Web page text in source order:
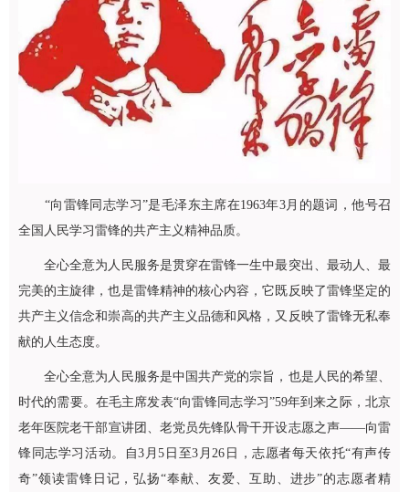
“向雷锋同志学习”是毛泽东主席在1963年3月的题词，他号召
全国人民学习雷锋的共产主义精神品质。
全心全意为人民服务是贯穿在雷锋一生中最突出、最动人、最
完美的主旋律，也是雷锋精神的核心内容，它既反映了雷锋坚定的
共产主义信念和崇高的共产主义品德和风格，又反映了雷锋无私奉
献的人生态度。
全心全意为人民服务是中国共产党的宗旨，也是人民的希望、
时代的需要。在毛主席发表“向雷锋同志学习”59年到来之际，北京
老年医院老干部宣讲团、老党员先锋队骨干开设志愿之声——向雷
锋同志学习活动。自3月5日至3月26日，志愿者每天依托“有声传
奇”领读雷锋日记，弘扬“奉献、友爱、互助、进步”的志愿者精